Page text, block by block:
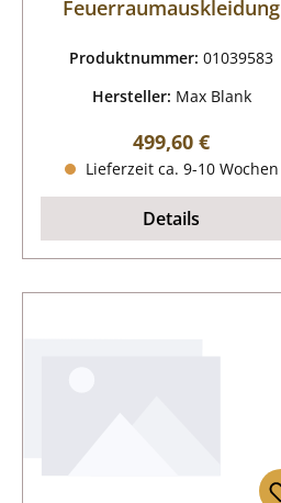
Feuerraumauskleidung
Produktnummer:01039583
Hersteller: Max Blank
Regulärer Preis:
499,60 €
Lieferzeit ca. 9-10 Wochen
Details